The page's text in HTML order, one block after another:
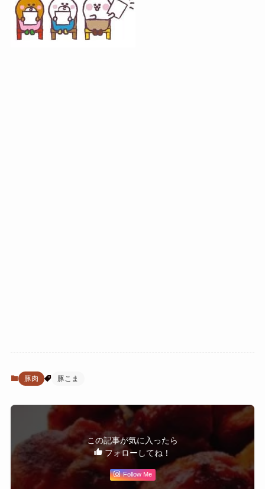
豚肉 豚こま
この記事が気に入ったら
フォローしてね！
Follow Me